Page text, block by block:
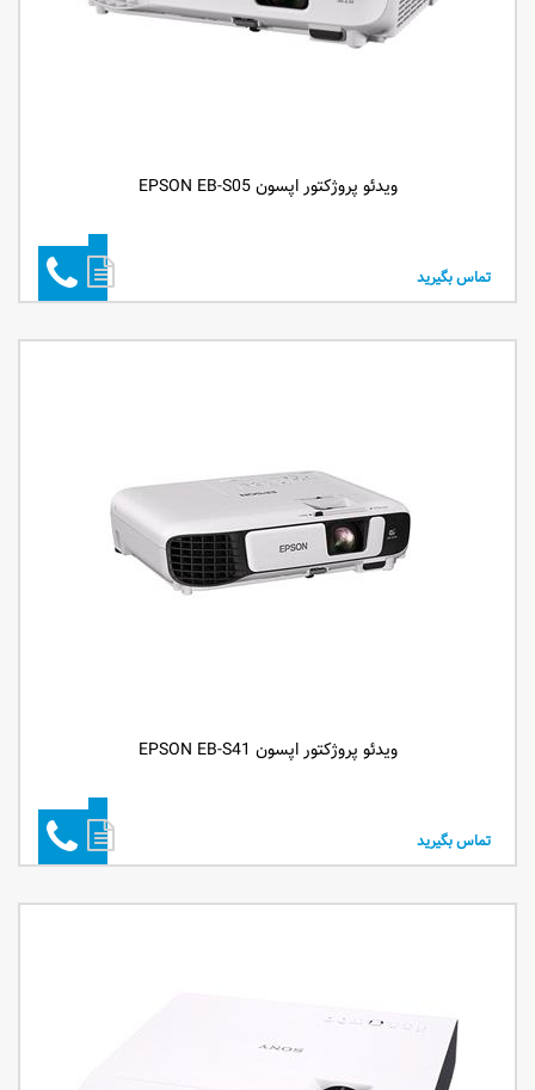
ویدئو پروژکتور اپسون EPSON EB-S05
تماس بگیرید
ویدئو پروژکتور اپسون EPSON EB-S41
تماس بگیرید